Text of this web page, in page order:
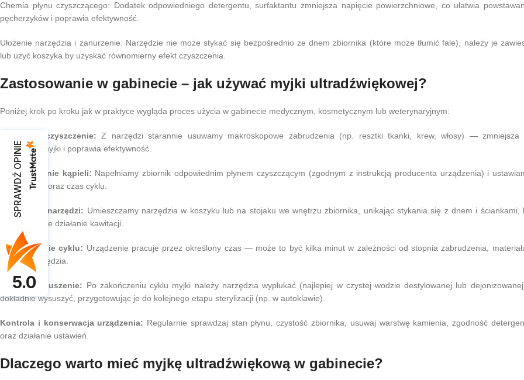
Chemia płynu czyszczącego: Dodatek odpowiedniego detergentu, surfaktantu zmniejsza napięcie powierzchniowe, co ułatwia
pęcherzyków i poprawia efektywność.
Ułożenie narzędzia i zanurzenie: Narzędzie nie może stykać się bezpośrednio ze dnem zbiornika (które może tłumić fale), należy je
lub użyć koszyka by uzyskać równomierny efekt czyszczenia.
Zastosowanie w gabinecie – jak używać myjki ultradźwiękowej?
Poniżej krok po kroku jak w praktyce wygląda proces użycia w gabinecie medycznym, kosmetycznym lub weterynaryjnym:
Wstępne oczyszczenie: Z narzędzi starannie usuwamy makroskopowe zabrudzenia (np. resztki tkanki, krew, włosy) — zmniejsza
obciążenie myjki i poprawia efektywność.
Przygotowanie kąpieli: Napełniamy zbiornik odpowiednim płynem czyszczącym (zgodnym z instrukcją producenta urządzenia) i
temperaturę oraz czas cyklu.
Zanurzenie narzędzi: Umieszczamy narzędzia w koszyku lub na stojaku we wnętrzu zbiornika, unikając stykania się z dnem i ściankami,
uzyskać pełne działanie kawitacji.
Uruchomienie cyklu: Urządzenie pracuje przez określony czas — może to być kilka minut w zależności od stopnia zabrudzenia,
rodzaju narzędzia.
Płukanie i suszenie: Po zakończeniu cyklu myjki należy narzędzia wypłukać (najlepiej w czystej wodzie destylowanej lub
dokładnie wysuszyć, przygotowując je do kolejnego etapu sterylizacji (np. w autoklawie).
Kontrola i konserwacja urządzenia: Regularnie sprawdzaj stan płynu, czystość zbiornika, usuwaj warstwę kamienia, zgodność
oraz działanie ustawień.
Dlaczego warto mieć myjkę ultradźwiękową w gabinecie?
SPRAWDŹ OPINIE
5.0